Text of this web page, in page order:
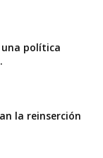
una política
la reinserción